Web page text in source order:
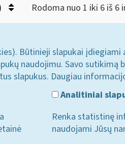
Rodoma nuo 1 iki 6 iš 6
Būtinieji slapukai
naudojimu. Savo sutikimą
slapukus. Daugiau
Analitiniai
Renka statistinę
naudojami Jūsų